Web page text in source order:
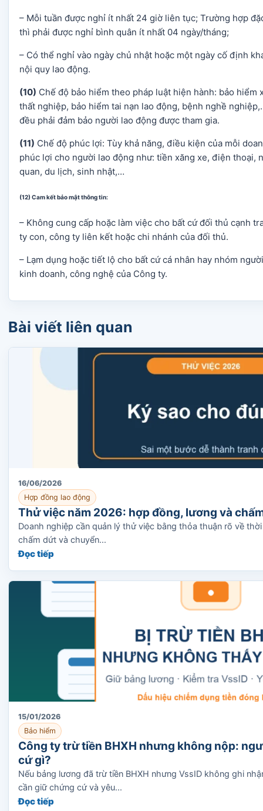
– Mỗi tuần được nghỉ ít nhất 24 giờ liên tục; Trường hợp
thì phải được nghỉ bình quân ít nhất 04 ngày/tháng;
– Có thể nghỉ vào ngày chủ nhật hoặc một ngày cố định
nội quy lao động.
(10) Chế độ bảo hiểm theo pháp luật hiện hành: bảo hiểm
thất nghiệp, bảo hiểm tai nạn lao động, bệnh nghề
đều phải đảm bảo người lao động được tham gia.
(11) Chế độ phúc lợi: Tùy khả năng, điều kiện của mỗi
phúc lợi cho người lao động như: tiền xăng xe, điện thoại,
quan, du lịch, sinh nhật,…
(12)Cam kết bảo mật thông tin:
– Không cung cấp hoặc làm việc cho bất cứ đối thủ cạnh
ty con, công ty liên kết hoặc chi nhánh của đối thủ.
– Lạm dụng hoặc tiết lộ cho bất cứ cá nhân hay nhóm
kinh doanh, công nghệ của Công ty.
Bài viết liên quan
16/06/2026
Hợp đồng lao động
Thử việc năm 2026: hợp đồng, lương và
Doanh nghiệp cần quản lý thử việc bằng thỏa thuận rõ về
chấm dứt và chuyển...
Đọc tiếp
15/01/2026
Bảo hiểm
Công ty trừ tiền BHXH nhưng không nộp:
cứ gì?
Nếu bảng lương đã trừ tiền BHXH nhưng VssID không ghi
cần giữ chứng cứ và yêu...
Đọc tiếp